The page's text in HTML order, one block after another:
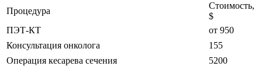
Процедура
Стоимость,
$
ПЭТ-КТ
от 950
Консультация онколога
155
Операция кесарева сечения
5200